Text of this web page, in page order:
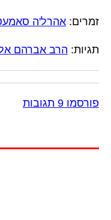
זמרים: אהרל'ה
תגיות: הרב אברהם
פורסמו 9 תגובות